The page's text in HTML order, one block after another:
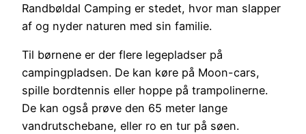
Randbøldal Camping er stedet, hvor man slapper
af og nyder naturen med sin familie.
Til børnene er der flere legepladser på
campingpladsen. De kan køre på Moon-cars,
spille bordtennis eller hoppe på trampolinerne.
De kan også prøve den 65 meter lange
vandrutschebane, eller ro en tur på søen.